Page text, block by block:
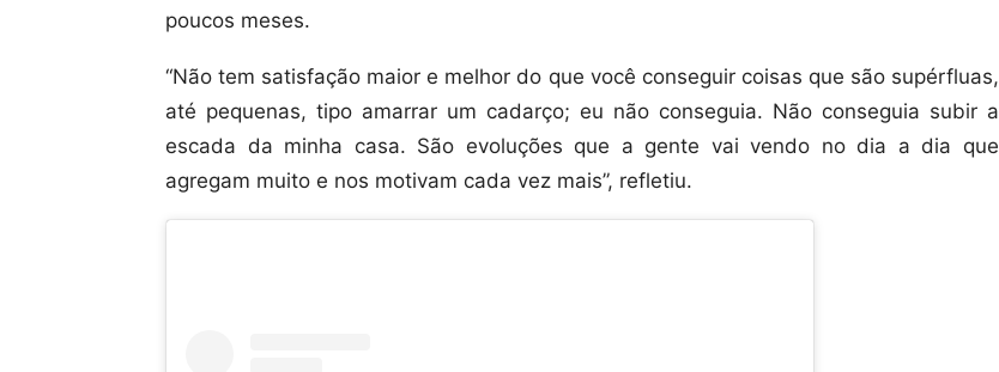
poucos meses.
“Não tem satisfação maior e melhor do que você conseguir coisas que são supérfluas,
até pequenas, tipo amarrar um cadarço; eu não conseguia. Não conseguia subir a
escada da minha casa. São evoluções que a gente vai vendo no dia a dia que
agregam muito e nos motivam cada vez mais”, refletiu.